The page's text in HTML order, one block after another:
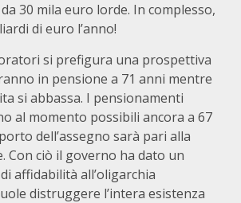
30 mila euro lorde. In complesso,
di euro l’anno!
si prefigura una prospettiva
in pensione a 71 anni mentre
si abbassa. I pensionamenti
al momento possibili ancora a 67
dell’assegno sarà pari alla
Con ciò il governo ha dato un
affidabilità all’oligarchia
distruggere l’intera esistenza